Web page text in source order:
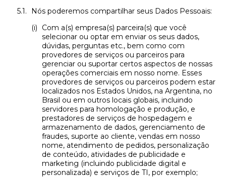
Nós poderemos compartilhar seus Dados Pessoais:
Com a(s) empresa(s) parceira(s) que você
selecionar ou optar em enviar os seus dados,
dúvidas, perguntas etc., bem como com
provedores de serviços ou parceiros para
gerenciar ou suportar certos aspectos de nossas
operações comerciais em nosso nome. Esses
provedores de serviços ou parceiros podem estar
localizados nos Estados Unidos, na Argentina, no
Brasil ou em outros locais globais, incluindo
servidores para homologação e produção, e
prestadores de serviços de hospedagem e
armazenamento de dados, gerenciamento de
fraudes, suporte ao cliente, vendas em nosso
nome, atendimento de pedidos, personalização
de conteúdo, atividades de publicidade e
marketing (incluindo publicidade digital e
personalizada) e serviços de TI, por exemplo;